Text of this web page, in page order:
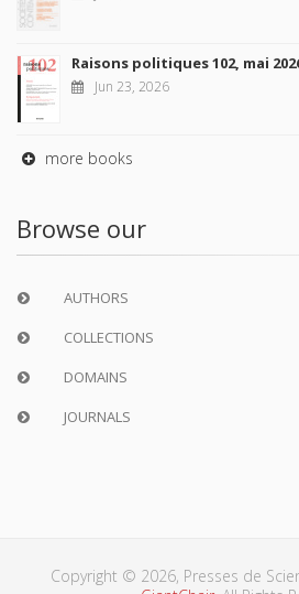
Raisons politiques 102, mai
Jun 23, 2026
more books
Browse our
AUTHORS
COLLECTIONS
DOMAINS
JOURNALS
Copyright © 2026, Presses de